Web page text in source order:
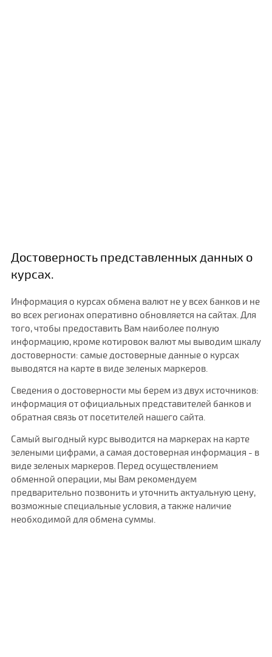
Достоверность представленных данных о
курсах.
Информация о курсах обмена валют не у всех банков и не
во всех регионах оперативно обновляется на сайтах. Для
того, чтобы предоставить Вам наиболее полную
информацию, кроме котировок валют мы выводим шкалу
достоверности: самые достоверные данные о курсах
выводятся на карте в виде зеленых маркеров.
Сведения о достоверности мы берем из двух источников:
информация от официальных представителей банков и
обратная связь от посетителей нашего сайта.
Самый выгодный курс выводится на маркерах на карте
зелеными цифрами, а самая достоверная информация - в
виде зеленых маркеров. Перед осуществлением
обменной операции, мы Вам рекомендуем
предварительно позвонить и уточнить актуальную цену,
возможные специальные условия, а также наличие
необходимой для обмена суммы.